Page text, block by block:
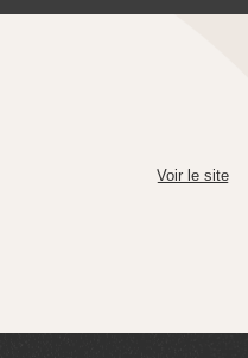
Voir le site